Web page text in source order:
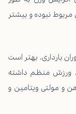
نبوده و بیشتر
بارداری، بهتر است
ورزش منظم داشته
و مولتی ویتامین و